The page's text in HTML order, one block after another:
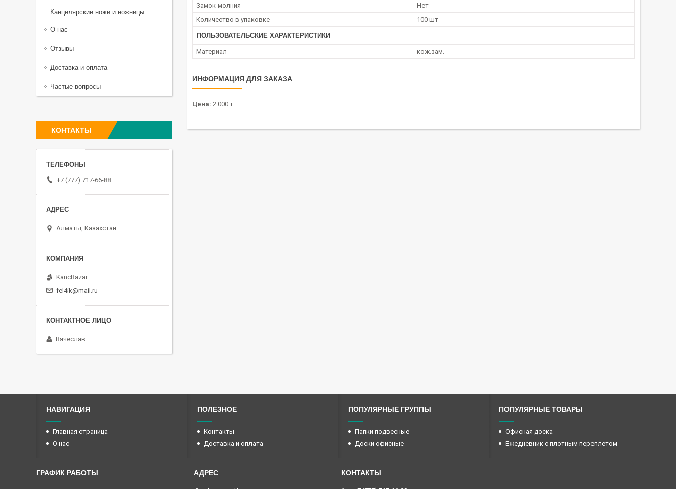
Замок-молния
Нет
Количество в упаковке
100 шт
ПОЛЬЗОВАТЕЛЬСКИЕ ХАРАКТЕРИСТИКИ
Материал кож.зам.
ИНФОРМАЦИЯ ДЛЯ ЗАКАЗА
Цена: 2 000 ₸
Канцелярские ножи и ножницы
О нас
Отзывы
Доставка и оплата
Частые вопросы
КОНТАКТЫ
+7 (777) 717-66-88
Алматы, Казахстан
KancBazar
fel4ik@mail.ru
Вячеслав
НАВИГАЦИЯ
Главная страница
О нас
ПОЛЕЗНОЕ
Контакты
Доставка и оплата
ПОПУЛЯРНЫЕ ГРУППЫ
Папки подвесные
Доски офисные
ПОПУЛЯРНЫЕ ТОВАРЫ
Офисная доска
Ежедневник с плотным переплетом
ГРАФИК РАБОТЫ